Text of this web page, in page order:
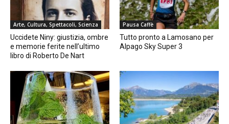
Arte, Cultura, Spettacoli, Scienza
Uccidete Niny: giustizia, ombre
e memorie ferite nell’ultimo
libro di Roberto De Nart
Pausa Caffè
Tutto pronto a Lamosano per
Alpago Sky Super 3